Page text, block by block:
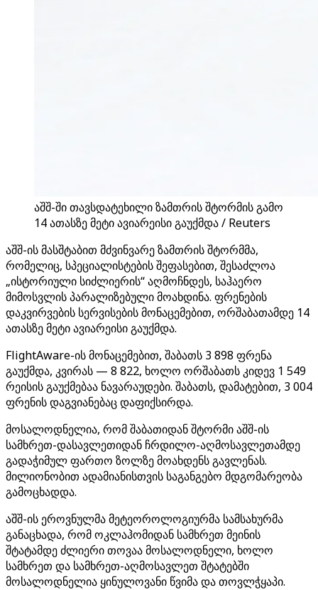
აშშ-ში თავსდატეხილი ზამთრის შტორმის გამო
14 ათასზე მეტი ავიარეისი გაუქმდა / Reuters
აშშ-ის მასშტაბით მძვინვარე ზამთრის შტორმმა,
რომელიც, სპეციალისტების შეფასებით, შესაძლოა
„ისტორიული სიძლიერის“ აღმოჩნდეს, საჰაერო
მიმოსვლის პარალიზებული მოახდინა. ფრენების
დაკვირვების სერვისების მონაცემებით, ორშაბათამდე 14
ათასზე მეტი ავიარეისი გაუქმდა.
FlightAware-ის მონაცემებით, შაბათს 3 898 ფრენა
გაუქმდა, კვირას — 8 822, ხოლო ორშაბათს კიდევ 1 549
რეისის გაუქმებაა ნავარაუდები. შაბათს, დამატებით, 3 004
ფრენის დაგვიანებაც დაფიქსირდა.
მოსალოდნელია, რომ შაბათიდან შტორმი აშშ-ის
სამხრეთ-დასავლეთიდან ჩრდილო-აღმოსავლეთამდე
გადაჭიმულ ფართო ზოლზე მოახდენს გავლენას.
მილიონობით ადამიანისთვის საგანგებო მდგომარეობა
გამოცხადდა.
აშშ-ის ეროვნულმა მეტეოროლოგიურმა სამსახურმა
განაცხადა, რომ ოკლაჰომიდან სამხრეთ მეინის
შტატამდე ძლიერი თოვაა მოსალოდნელი, ხოლო
სამხრეთ და სამხრეთ-აღმოსავლეთ შტატებში
მოსალოდნელია ყინულოვანი წვიმა და თოვლჭყაპი.